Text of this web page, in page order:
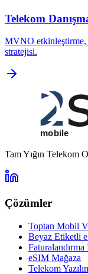
Telekom
MVNO etkinleştirme,
stratejisi.
Tam Yığın Telekom
Çözümler
Toptan Mobil
Beyaz Etiketli
eSIM Mağaza
Telekom